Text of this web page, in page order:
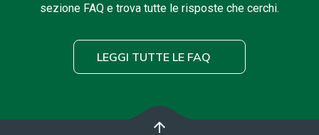
sezione FAQ e trova tutte le risposte che cerchi.
LEGGI TUTTE LE FAQ
arrow_upward